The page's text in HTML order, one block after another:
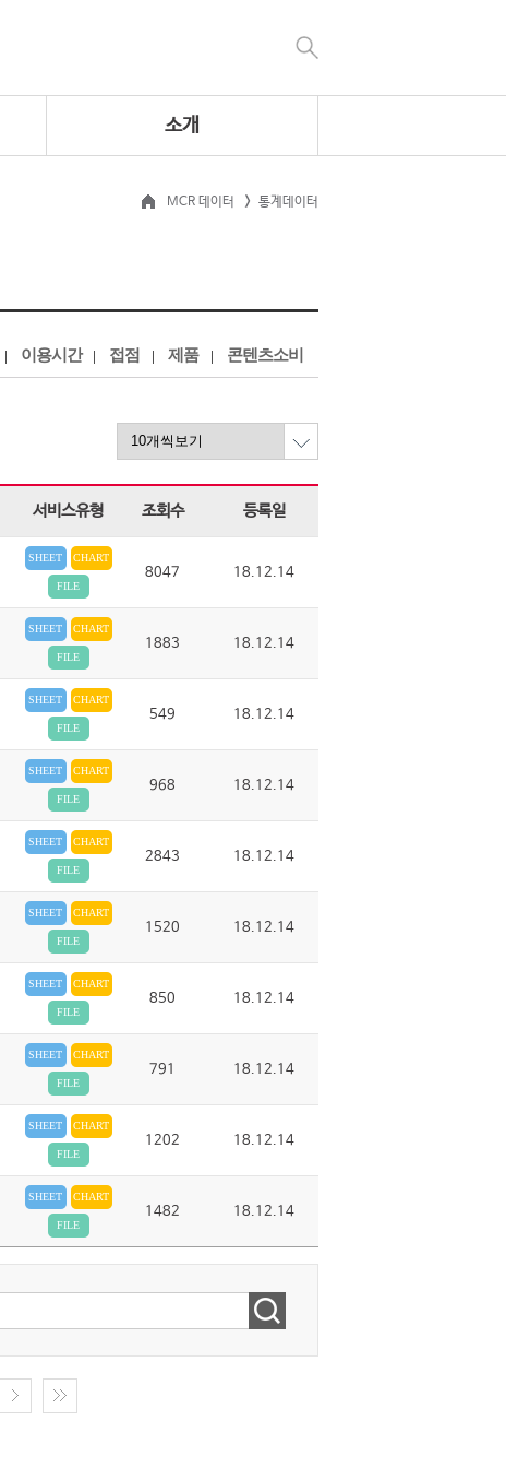
소개
MCR 데이터 통계데이터
이용시간 접점 제품 콘텐츠소비
서비스유형 조회수 등록일
SHEET CHART
FILE
8047 18.12.14
SHEET CHART
FILE
1883 18.12.14
SHEET CHART
FILE
549 18.12.14
SHEET CHART
FILE
968 18.12.14
SHEET CHART
FILE
2843 18.12.14
SHEET CHART
FILE
1520 18.12.14
SHEET CHART
FILE
850 18.12.14
SHEET CHART
FILE
791 18.12.14
SHEET CHART
FILE
1202 18.12.14
SHEET CHART
FILE
1482 18.12.14